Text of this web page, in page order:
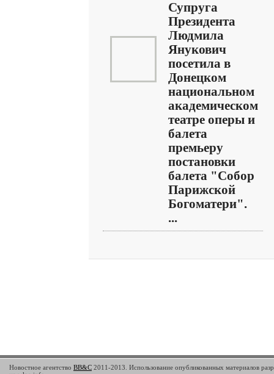
Супруга
Президента
Людмила
Янукович
посетила в
Донецком
национальном
академическом
театре оперы и
балета
премьеру
постановки
балета "Собор
Парижской
Богоматери".
...
Новостное агентство BB&C 2011-2013. Использование опубликованных материалов